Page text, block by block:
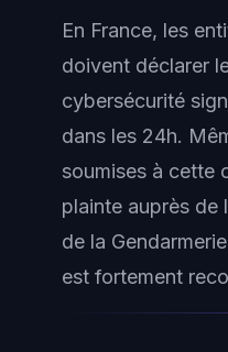
En France, les
doivent déclarer
cybersécurité
dans les 24h.
soumises à cette
plainte auprès de
de la
est fortement